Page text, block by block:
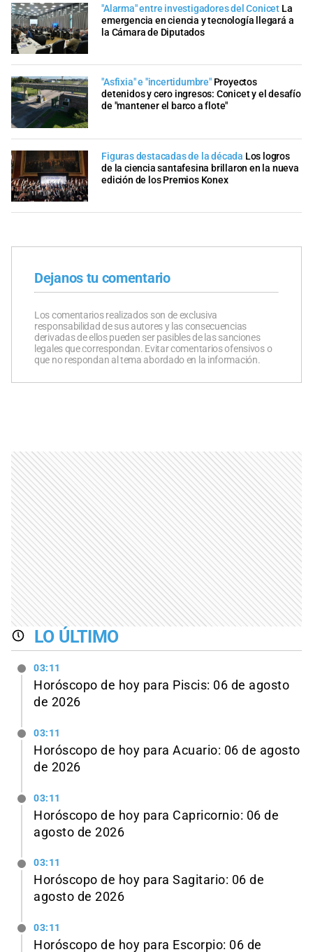
"Alarma" entre investigadores del Conicet La
emergencia en ciencia y tecnología llegará a
la Cámara de Diputados
"Asfixia" e "incertidumbre" Proyectos
detenidos y cero ingresos: Conicet y el desafío
de "mantener el barco a flote"
Figuras destacadas de la década Los logros
de la ciencia santafesina brillaron en la nueva
edición de los Premios Konex
Dejanos tu comentario
Los comentarios realizados son de exclusiva
responsabilidad de sus autores y las consecuencias
derivadas de ellos pueden ser pasibles de las sanciones
legales que correspondan. Evitar comentarios ofensivos o
que no respondan al tema abordado en la información.
LO ÚLTIMO
03:11
Horóscopo de hoy para Piscis: 06 de agosto
de 2026
03:11
Horóscopo de hoy para Acuario: 06 de agosto
de 2026
03:11
Horóscopo de hoy para Capricornio: 06 de
agosto de 2026
03:11
Horóscopo de hoy para Sagitario: 06 de
agosto de 2026
03:11
Horóscopo de hoy para Escorpio: 06 de